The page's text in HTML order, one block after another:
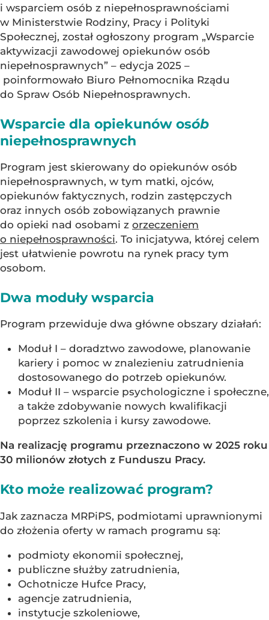
i wsparciem osób z niepełnosprawnościami
w Ministerstwie Rodziny, Pracy i Polityki
Społecznej, został ogłoszony program „Wsparcie
aktywizacji zawodowej opiekunów osób
niepełnosprawnych” – edycja 2025 –
poinformowało Biuro Pełnomocnika Rządu
do Spraw Osób Niepełnosprawnych.
Wsparcie dla opiekunów osób
niepełnosprawnych
Program jest skierowany do opiekunów osób
niepełnosprawnych, w tym matki, ojców,
opiekunów faktycznych, rodzin zastępczych
oraz innych osób zobowiązanych prawnie
do opieki nad osobami z orzeczeniem
o niepełnosprawności. To inicjatywa, której celem
jest ułatwienie powrotu na rynek pracy tym
osobom.
Dwa moduły wsparcia
Program przewiduje dwa główne obszary działań:
Moduł I – doradztwo zawodowe, planowanie
kariery i pomoc w znalezieniu zatrudnienia
dostosowanego do potrzeb opiekunów.
Moduł II – wsparcie psychologiczne i społeczne,
a także zdobywanie nowych kwalifikacji
poprzez szkolenia i kursy zawodowe.
Na realizację programu przeznaczono w 2025 roku
30 milionów złotych z Funduszu Pracy.
Kto może realizować program?
Jak zaznacza MRPiPS, podmiotami uprawnionymi
do złożenia oferty w ramach programu są:
podmioty ekonomii społecznej,
publiczne służby zatrudnienia,
Ochotnicze Hufce Pracy,
agencje zatrudnienia,
instytucje szkoleniowe,